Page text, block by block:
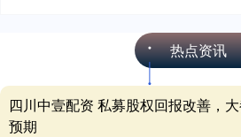
热点资讯
四川中壹配资 私募股权回报改善，
预期